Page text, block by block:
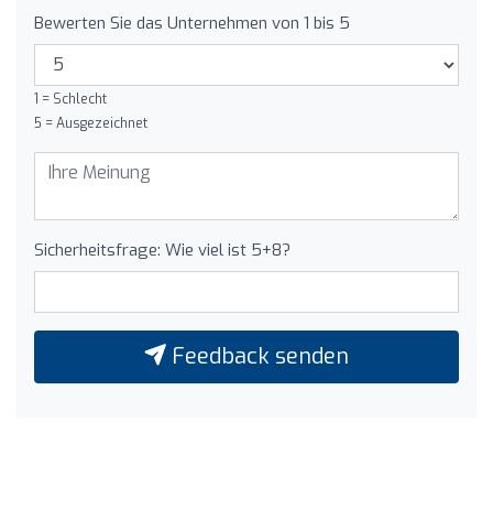
Bewerten Sie das Unternehmen von 1 bis 5
1 = Schlecht
5 = Ausgezeichnet
Sicherheitsfrage: Wie viel ist 5+8?
Feedback senden